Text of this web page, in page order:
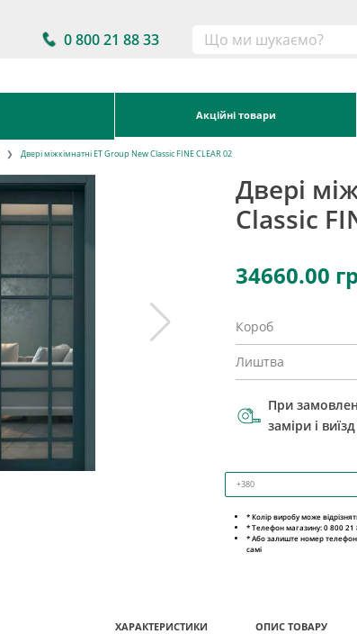
0 800 21 88 33
Акційні товари
Двері міжкімнатні ET Group New Classic FINE CLEAR 02
Двері
Classic
34660.00
Короб
Лиштва
При
заміри і
* Колір виробу може
* Телефон магазину: 0 800 21
* Або залиште номер
самі
ХАРАКТЕРИСТИКИ ОПИС ТОВАРУ